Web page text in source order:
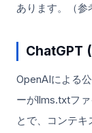
あります。（参
ChatGPT
OpenAIによる
ーがllms.txtフ
とで、コンテ